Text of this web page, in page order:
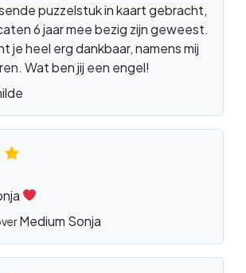
puzzelstuk in kaart gebracht,
6 jaar mee bezig zijn geweest.
je heel erg dankbaar, namens mij
Wat ben jij een engel!
Medium Sonja